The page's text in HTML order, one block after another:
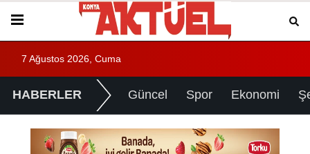
7 Ağustos 2026, Cuma
HABERLER Güncel Spor Ekonomi